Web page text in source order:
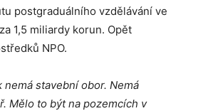
postgraduálního vzdělávání ve
1,5 miliardy korun. Opět
NPO.
nemá stavební obor. Nemá
Mělo to být na pozemcích v